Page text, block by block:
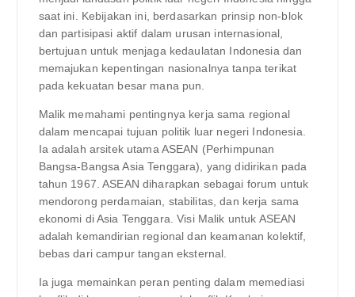
saat ini. Kebijakan ini, berdasarkan prinsip non-blok
dan partisipasi aktif dalam urusan internasional,
bertujuan untuk menjaga kedaulatan Indonesia dan
memajukan kepentingan nasionalnya tanpa terikat
pada kekuatan besar mana pun.
Malik memahami pentingnya kerja sama regional
dalam mencapai tujuan politik luar negeri Indonesia.
Ia adalah arsitek utama ASEAN (Perhimpunan
Bangsa-Bangsa Asia Tenggara), yang didirikan pada
tahun 1967. ASEAN diharapkan sebagai forum untuk
mendorong perdamaian, stabilitas, dan kerja sama
ekonomi di Asia Tenggara. Visi Malik untuk ASEAN
adalah kemandirian regional dan keamanan kolektif,
bebas dari campur tangan eksternal.
Ia juga memainkan peran penting dalam memediasi